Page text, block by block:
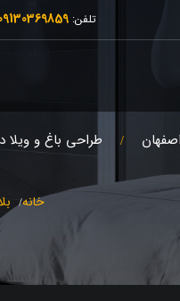
تلفن:
طراحی باغ و ویلا
خانه